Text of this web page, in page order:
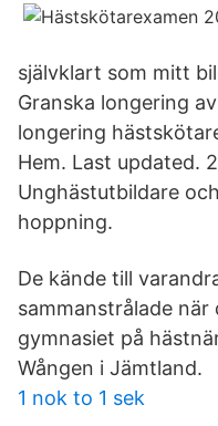
självklart som mitt
Granska longering
longering
Hem. Last updated.
Unghästutbildare
hoppning.
De kände till
sammanstrålade när
gymnasiet på
Wången i Jämtland.
1 nok to 1 sek